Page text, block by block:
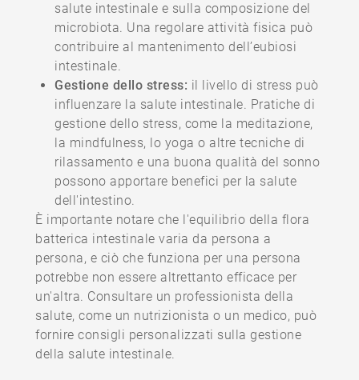
salute intestinale e sulla composizione del
microbiota. Una regolare attività fisica può
contribuire al mantenimento dell’eubiosi
intestinale.
Gestione dello stress: il livello di stress può
influenzare la salute intestinale. Pratiche di
gestione dello stress, come la meditazione,
la mindfulness, lo yoga o altre tecniche di
rilassamento e una buona qualità del sonno
possono apportare benefici per la salute
dell'intestino.
È importante notare che l'equilibrio della flora
batterica intestinale varia da persona a
persona, e ciò che funziona per una persona
potrebbe non essere altrettanto efficace per
un'altra. Consultare un professionista della
salute, come un nutrizionista o un medico, può
fornire consigli personalizzati sulla gestione
della salute intestinale.